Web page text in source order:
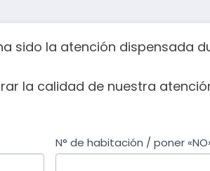
sido la atención dispensada
la calidad de nuestra
N° de habitación